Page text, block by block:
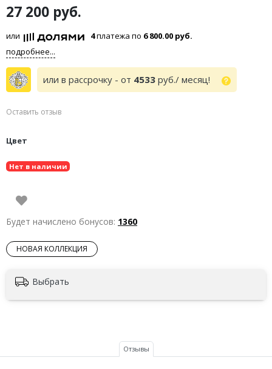
27 200 руб.
или 4платежа по 6 800.00 руб.
подробнее...
или в рассрочку - от 4533 руб./ месяц!
Оставить отзыв
Цвет
Нет в наличии
Будет начислено бонусов: 1360
НОВАЯ КОЛЛЕКЦИЯ
Выбрать
Отзывы
Балетки